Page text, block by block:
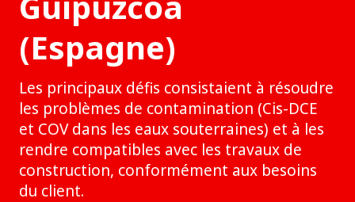
(Espagne)
Les principaux défis consistaient à résoudre
les problèmes de contamination (Cis-DCE
et COV dans les eaux souterraines) et à les
rendre compatibles avec les travaux de
construction, conformément aux besoins
du client.